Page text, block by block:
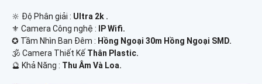
🔆 Độ Phân giải : Ultra 2k .
⚜️ Camera Công nghệ : IP Wifi.
✪ Tầm Nhìn Ban Đêm : Hồng Ngoại 30m Hồng Ngoại SMD.
🕉️ Camera Thiết Kế Thân Plastic.
️🔮 Khả Năng : Thu Âm Và Loa.